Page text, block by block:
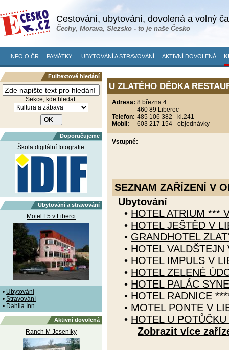
Cestování, ubytování, dovolená a volný
Čechy, Morava, Slezsko - to je naše Česko
INFO O ČR PAMÁTKY UBYTOVÁNÍ A STRAVOVÁNÍ AKTIVNÍ DOVOLENÁ
Fulltextové hledání
Sekce, kde hledat:
Doporučujeme
Škola digitální fotografie
Ubytování a stravování
Motel F5 v Liberci
• Ubytování
• Stravování
• Dahlia Inn
Aktivní dovolená
Ranch M Jeseníky
U ZLATÉHO DĚDKA
Adresa: 8.března 4
460 89 Liberec
Telefon: 485 106 382 - kl.241
Mobil:
603 217 154 - objednávky
Vstupné:
SEZNAM ZAŘÍZENÍ V
Ubytování
• HOTEL ATRIUM ***
• HOTEL JEŠTĚD V
• GRANDHOTEL
• HOTEL VALDŠTEJN
• HOTEL IMPULS V
• HOTEL ZELENÉ
• HOTEL PALÁC
• HOTEL RADNICE
• MOTEL PONTE V
• HOTEL U
Zobrazit více